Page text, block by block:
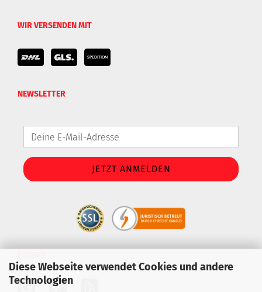
Diese Webseite verwendet Cookies und andere
Technologien
WIR VERSENDEN MIT
NEWSLETTER